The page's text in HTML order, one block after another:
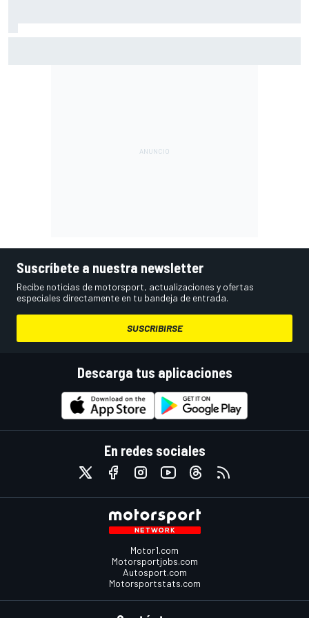
Suscríbete a nuestra newsletter
Recibe noticias de motorsport, actualizaciones y ofertas
especiales directamente en tu bandeja de entrada.
SUSCRIBIRSE
Descarga tus aplicaciones
En redes sociales
Motor1.com
Motorsportjobs.com
Autosport.com
Motorsportstats.com